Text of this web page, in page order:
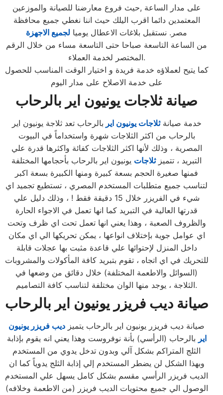
على مدار الساعة ,حيث فروع معارضنا للصيانة والموزعين
المعتمدين دائما اقرب اليلك حيث اننا نغطي جميع محافظة
مصر. نستقبل بلاغات الاعطال يوميا لجميع الاجهزة
من الساعة التاسعة صباحا حتى التاسعة مساء من خلال الرقم
المختصر لخدمة العملاء.
كما يتيح لعملاؤه خدمة فريدة و اختيار الوقت المناسب للحصول
على خدمة الاصلاح على مدار اليوم
صيانة ثلاجات يونيون اير بالرحاب
خدمة صيانةثلاجات يونيون اير بالرحاب تعد ثلاجة يونيون اير
بالرحاب من اكثر الثلاجات شهرة واستخداماً في البيوت
المصرية ، وذلك لأنها اكثر الثلاجات كفائة واكثرها قدرة علي
التبريد ، تتميزثلاجات يونيون اير بالرحاب بأحجامها المختلفة
فمنها صغيرة الحجم بسعة كبيرة ومنها الكبيرة بسعة اكبر
لتناسب جميع متطلبات المستخدم المصري ، تستطيع تجميد اي
شيء في الفريزر خلال 15 دقيقة فقط ! ، وذلك دليل علي
قدرتها العالية في التبريد كما انها تعمل في الاجواء الحارة
والظروف الصعبة ، وهذا يعني انها تعمل تحت اي ظرف وتحت
اي عوامل جوية بإختلاف انواعها ، يمكن تحريكها الي اي مكان
داخل المنزل لإحتوائها علي قاعدة مثبت بها عجلات قابلة
للتحريك في اي اتجاه ، تقوم بتبريد كافة المأكولات والمشروبات
(السوائل والاطعمة المختلفة) خلال دقائق من وضعها في
الثلاجة ، يوجد منها الوان مختلفة لتناسب كافة التصاميم.
صيانة ديب فريزر يونيون اير بالرحاب
صيانة ديب فريزر يونيون اير بالرحاب يتميز ديب فريزر يونيون
اير بالرحاب (الرأسي) بأنة نوفروست وهذا يعني انه يقوم بإذابة
الثلج المتراكم بشكل آلي وبدون تدخل يدوي من المستخدم
وبهذا الشكل لن يضطر المستخدم إلي إذابة الثلج يدوياً كما ان
الديب فريزر الرأسي مقسم بشكل كامل يسهل علي المستخدم
الوصول الي جميع محتويات الديب فريزر (من الاطعمة وخلافه)